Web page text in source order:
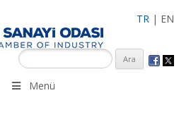
TR | EN
kuruluşuna uzman çalışanları ile İzmit
Gebze ve İMES OSB’deki ofisleri ile
Menü